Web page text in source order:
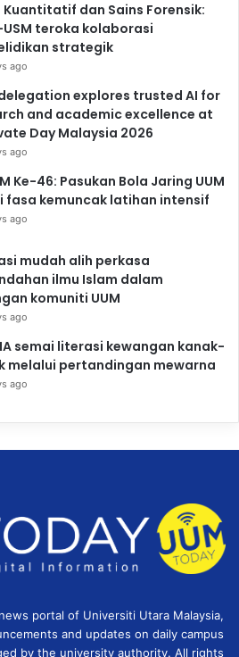
Kuantitatif dan Sains Forensik:
teroka kolaborasi
strategik
ago
delegation explores trusted AI for
and academic excellence at
Day Malaysia 2026
ago
Ke-46: Pasukan Bola Jaring UUM
fasa kemuncak latihan intensif
ago
mudah alih perkasa
ilmu Islam dalam
komuniti UUM
ago
semai literasi kewangan kanak-
melalui pertandingan mewarna
ago
portal of Universiti Utara Malaysia,
and updates on daily campus
by the university authority. All rights